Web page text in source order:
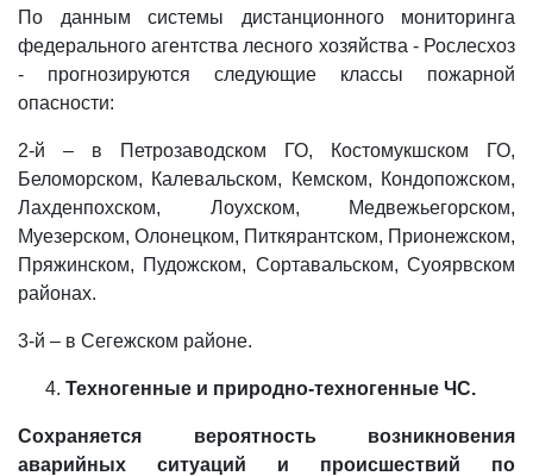
По данным системы дистанционного мониторинга
федерального агентства лесного хозяйства - Рослесхоз
- прогнозируются следующие классы пожарной
опасности:
2-й – в Петрозаводском ГО, Костомукшском ГО,
Беломорском, Калевальском, Кемском, Кондопожском,
Лахденпохском, Лоухском, Медвежьегорском,
Муезерском, Олонецком, Питкярантском, Прионежском,
Пряжинском, Пудожском, Сортавальском, Суоярвском
районах.
3-й – в Сегежском районе.
Техногенные и природно-техногенные ЧС.
Сохраняется вероятность возникновения
аварийных ситуаций и происшествий по